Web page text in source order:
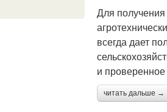
Для
всегда дает
и
читать дальше →